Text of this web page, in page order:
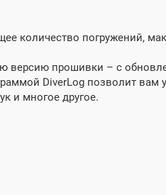
количество погружений,
версию прошивки – с
DiverLog позволит вам
и многое другое.